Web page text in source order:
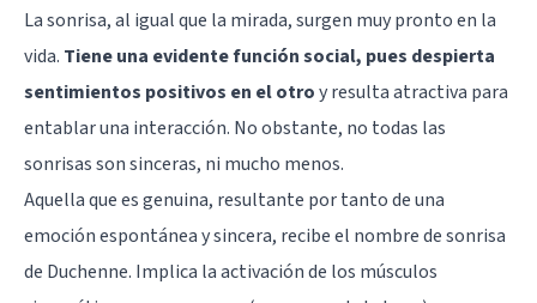
La sonrisa, al igual que la mirada, surgen muy pronto en la
vida. Tiene una evidente función social, pues despierta
sentimientos positivos en el otroy resulta atractiva para
entablar una interacción. No obstante, no todas las
sonrisas son sinceras, ni mucho menos.
Aquella que es genuina, resultante por tanto de una
emoción espontánea y sincera, recibe el nombre de sonrisa
de Duchenne. Implica la activación de los músculos